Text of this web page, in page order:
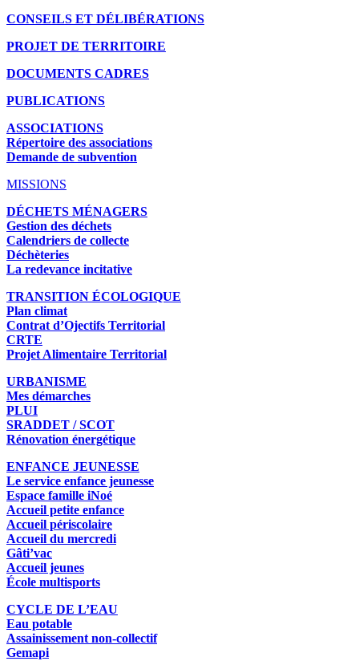
CONSEILS ET DÉLIBÉRATIONS
PROJET DE TERRITOIRE
DOCUMENTS CADRES
PUBLICATIONS
ASSOCIATIONS
Répertoire des associations
Demande de subvention
MISSIONS
DÉCHETS MÉNAGERS
Gestion des déchets
Calendriers de collecte
Déchèteries
La redevance incitative
TRANSITION ÉCOLOGIQUE
Plan climat
Contrat d’Ojectifs Territorial
CRTE
Projet Alimentaire Territorial
URBANISME
Mes démarches
PLUI
SRADDET / SCOT
Rénovation énergétique
ENFANCE JEUNESSE
Le service enfance jeunesse
Espace famille iNoé
Accueil petite enfance
Accueil périscolaire
Accueil du mercredi
Gâti’vac
Accueil jeunes
École multisports
CYCLE DE L’EAU
Eau potable
Assainissement non-collectif
Gemapi